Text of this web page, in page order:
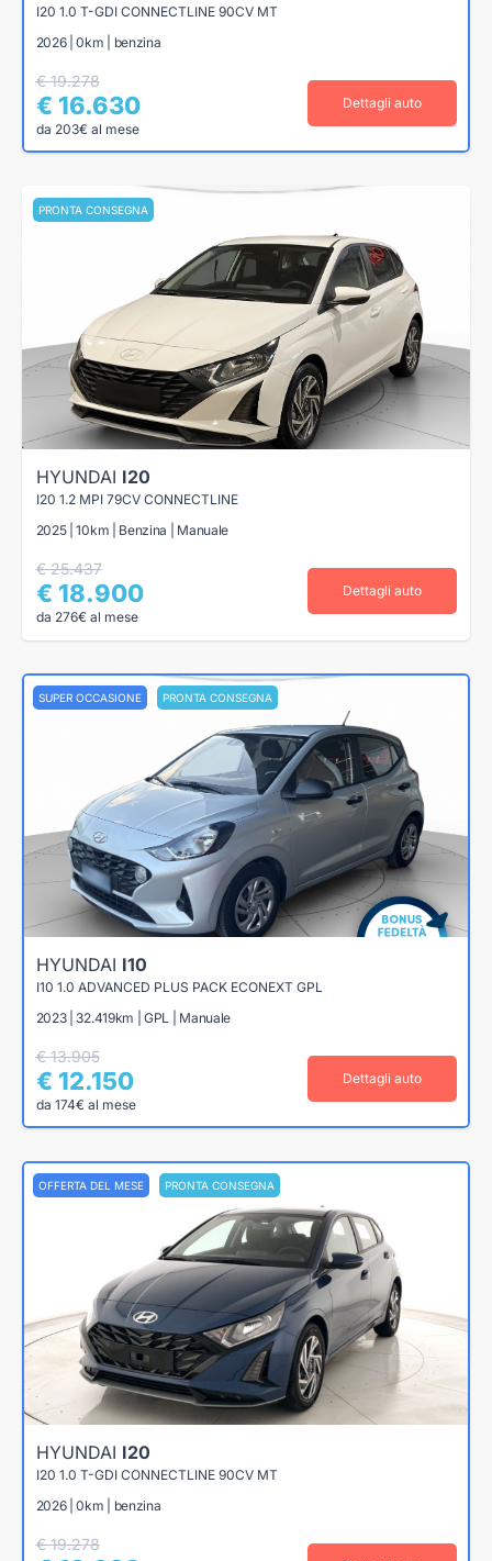
I20 1.0 T-GDI CONNECTLINE 90CV MT
2026 | 0km | benzina
€ 19.278
€ 16.630
da 203€ al mese
Dettagli auto
PRONTA CONSEGNA
HYUNDAI I20
I20 1.2 MPI 79CV CONNECTLINE
2025 | 10km | Benzina | Manuale
€ 25.437
€ 18.900
da 276€ al mese
Dettagli auto
SUPER OCCASIONE PRONTA CONSEGNA
HYUNDAI I10
I10 1.0 ADVANCED PLUS PACK ECONEXT GPL
2023 | 32.419km | GPL | Manuale
€ 13.905
€ 12.150
da 174€ al mese
Dettagli auto
OFFERTA DEL MESE PRONTA CONSEGNA
HYUNDAI I20
I20 1.0 T-GDI CONNECTLINE 90CV MT
2026 | 0km | benzina
€ 19.278